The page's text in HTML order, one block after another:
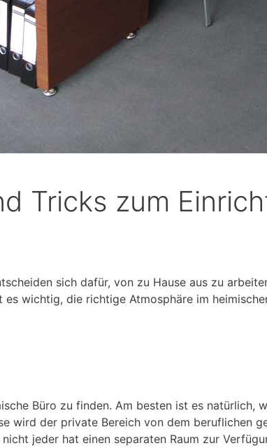
Tricks zum
sich dafür, von zu Hause aus zu
wichtig, die richtige Atmosphäre im
Büro zu finden. Am besten ist es natürlich,
wird der private Bereich von dem beruflichen
jeder hat einen separaten Raum zur